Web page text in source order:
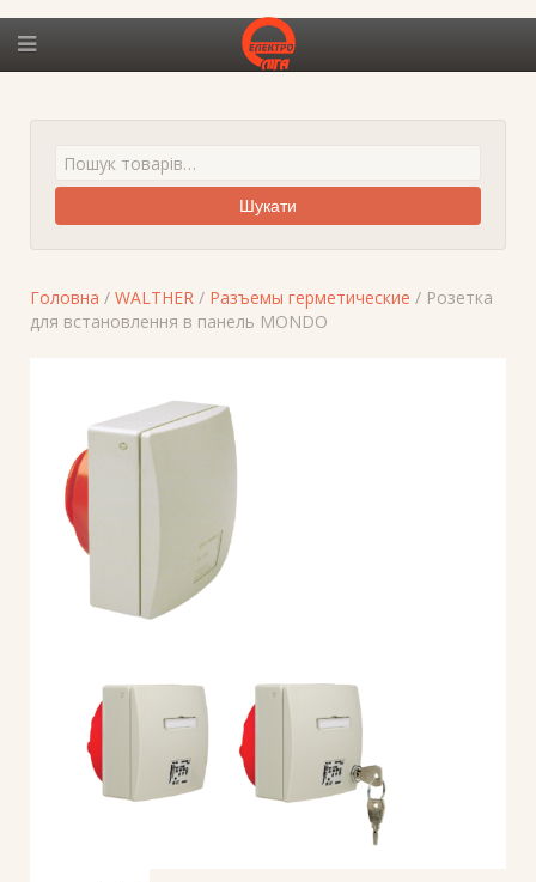
Шукати
Головна / WALTHER / Разъемы герметические / Розетка
для встановлення в панель MONDO